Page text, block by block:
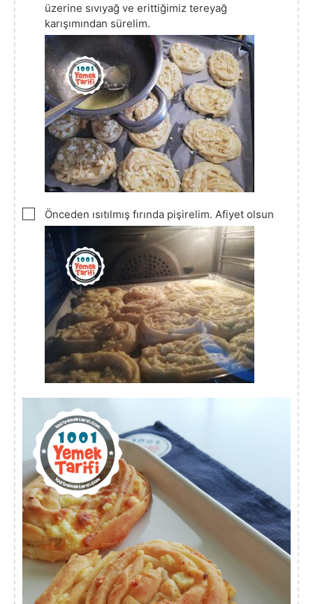
üzerine sıvıyağ ve erittiğimiz tereyağ
karışımından sürelim.
▢
Önceden ısıtılmış fırında pişirelim. Afiyet olsun